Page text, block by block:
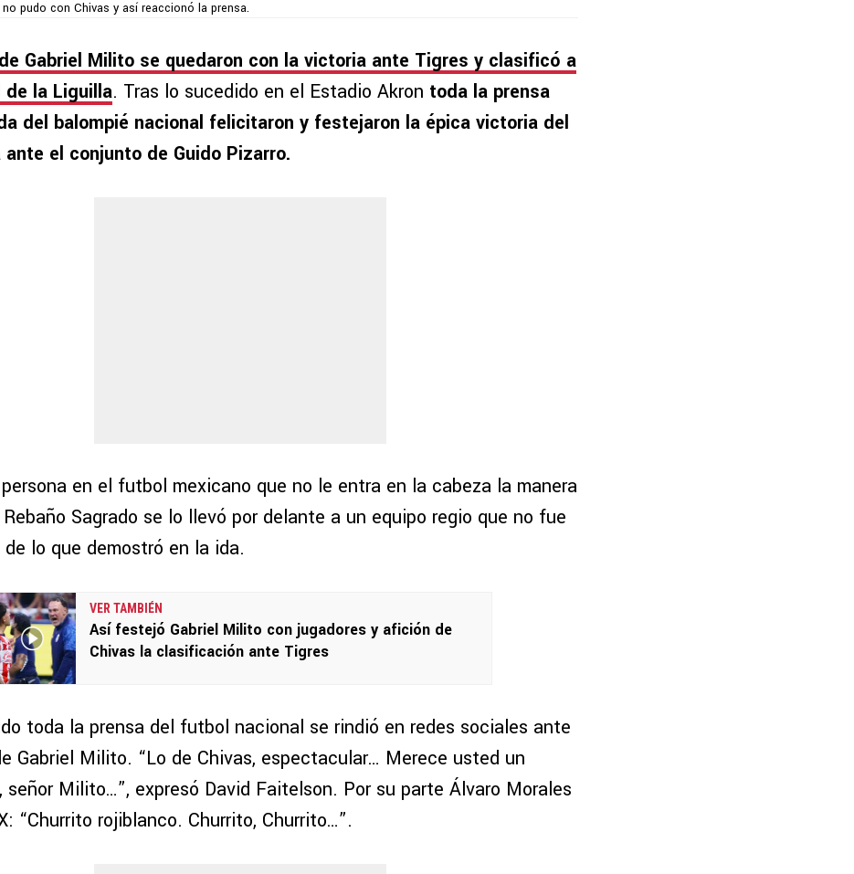
no pudo con Chivas y así reaccionó la prensa.
Gabriel Milito se quedaron con la victoria ante Tigres y clasificó a
la Liguilla. Tras lo sucedido en el Estadio Akron toda la prensa
del balompié nacional felicitaron y festejaron la épica victoria del
ante el conjunto de Guido Pizarro.
en el futbol mexicano que no le entra en la cabeza la manera
Sagrado se lo llevó por delante a un equipo regio que no fue
lo que demostró en la ida.
VER TAMBIÉN
Así festejó Gabriel Milito con jugadores y afición de
Chivas la clasificación ante Tigres
toda la prensa del futbol nacional se rindió en redes sociales ante
Gabriel Milito. “Lo de Chivas, espectacular… Merece usted un
señor Milito…”, expresó David Faitelson. Por su parte Álvaro Morales
“Churrito rojiblanco. Churrito, Churrito…”.